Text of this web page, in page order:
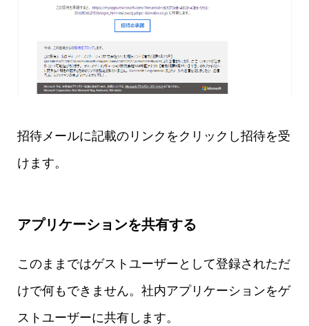
招待メールに記載のリンクをクリックし招待を受
けます。
アプリケーションを共有する
このままではゲストユーザーとして登録されただ
けで何もできません。社内アプリケーションをゲ
ストユーザーに共有します。